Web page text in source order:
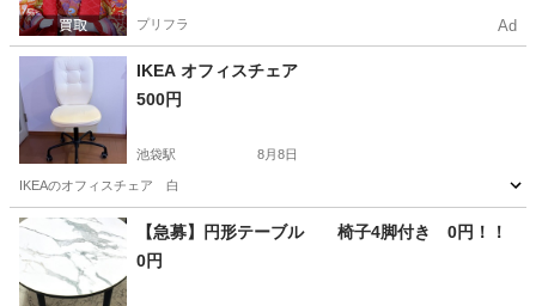
プリフラ Ad
IKEA オフィスチェア
500円
池袋駅 8月8日
IKEAのオフィスチェア 白
東京 豊島区 池袋駅 椅子
【急募】円形テーブル 椅子4脚付き 0円！！
0円